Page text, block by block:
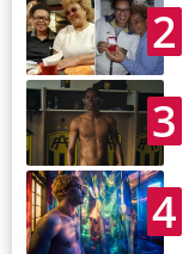
2
3
4